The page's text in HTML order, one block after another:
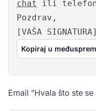
chat
ili
Pozdrav,
[VAŠA SIGNATURA]
Kopiraj u
Email “Hvala što ste